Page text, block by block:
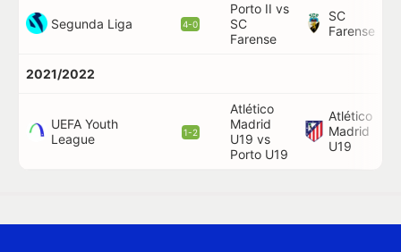
Segunda Liga 4-0
Porto II vs
SC
Farense
SC
Farense
2021/2022
UEFA Youth
League
1-2
Atlético
Madrid
U19 vs
Porto U19
Atlético
Madrid
U19